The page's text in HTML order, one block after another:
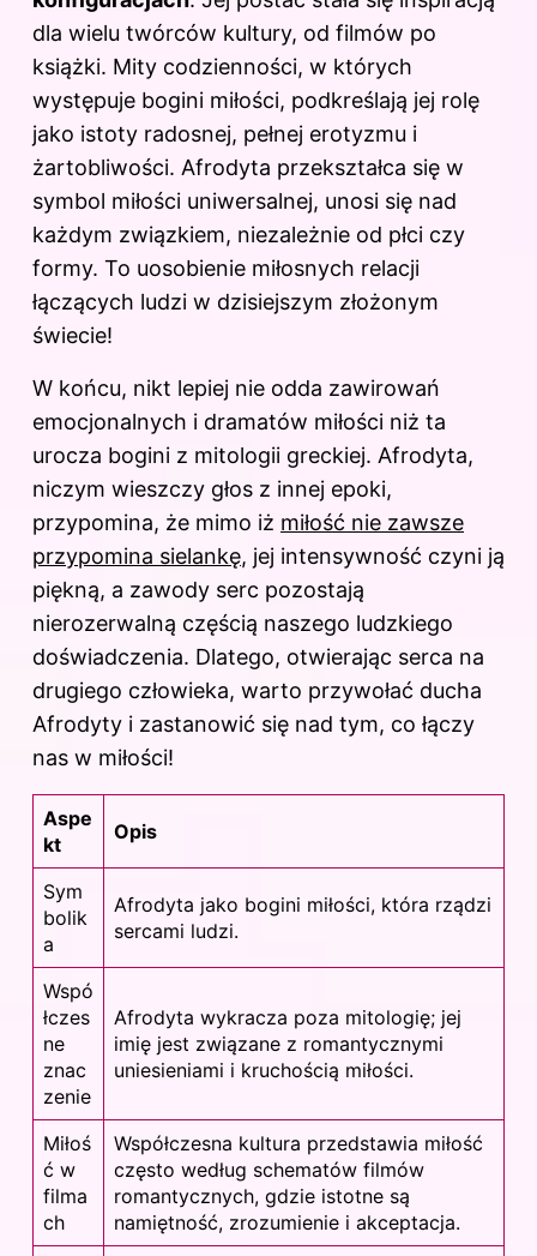
dla wielu twórców kultury, od filmów po
książki. Mity codzienności, w których
występuje bogini miłości, podkreślają jej rolę
jako istoty radosnej, pełnej erotyzmu i
żartobliwości. Afrodyta przekształca się w
symbol miłości uniwersalnej, unosi się nad
każdym związkiem, niezależnie od płci czy
formy. To uosobienie miłosnych relacji
łączących ludzi w dzisiejszym złożonym
świecie!
W końcu, nikt lepiej nie odda zawirowań
emocjonalnych i dramatów miłości niż ta
urocza bogini z mitologii greckiej. Afrodyta,
niczym wieszczy głos z innej epoki,
przypomina, że mimo iż miłość nie zawsze
przypomina sielankę, jej intensywność czyni ją
piękną, a zawody serc pozostają
nierozerwalną częścią naszego ludzkiego
doświadczenia. Dlatego, otwierając serca na
drugiego człowieka, warto przywołać ducha
Afrodyty i zastanowić się nad tym, co łączy
nas w miłości!
Aspe
kt
Opis
Sym
bolik
a
Afrodyta jako bogini miłości, która rządzi
sercami ludzi.
Wspó
łczes
ne
znac
zenie
Afrodyta wykracza poza mitologię; jej
imię jest związane z romantycznymi
uniesieniami i kruchością miłości.
Miłoś
ć w
filma
ch
Współczesna kultura przedstawia miłość
często według schematów filmów
romantycznych, gdzie istotne są
namiętność, zrozumienie i akceptacja.